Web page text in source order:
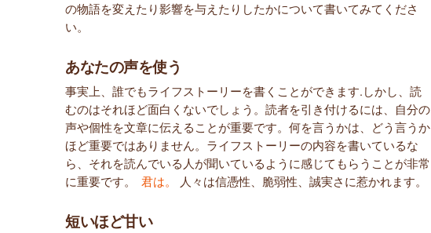
の物語を変えたり影響を与えたりしたかについて書いてみてくださ
い。
あなたの声を使う
事実上、誰でもライフストーリーを書くことができます.しかし、読
むのはそれほど面白くないでしょう。読者を引き付けるには、自分の
声や個性を文章に伝えることが重要です。何を言うかは、どう言うか
ほど重要ではありません。ライフストーリーの内容を書いているな
ら、それを読んでいる人が聞いているように感じてもらうことが非常
に重要です。
君は。 人々は信憑性、脆弱性、誠実さに惹かれます。
短いほど甘い